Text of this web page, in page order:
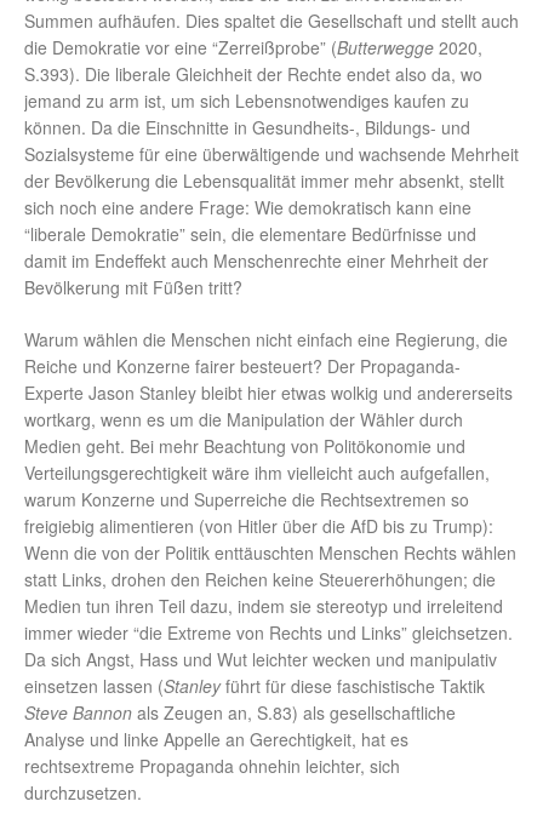
Summen aufhäufen. Dies spaltet die Gesellschaft und stellt auch
die Demokratie vor eine “Zerreißprobe” (Butterwegge 2020,
S.393). Die liberale Gleichheit der Rechte endet also da, wo
jemand zu arm ist, um sich Lebensnotwendiges kaufen zu
können. Da die Einschnitte in Gesundheits-, Bildungs- und
Sozialsysteme für eine überwältigende und wachsende Mehrheit
der Bevölkerung die Lebensqualität immer mehr absenkt, stellt
sich noch eine andere Frage: Wie demokratisch kann eine
“liberale Demokratie” sein, die elementare Bedürfnisse und
damit im Endeffekt auch Menschenrechte einer Mehrheit der
Bevölkerung mit Füßen tritt?
Warum wählen die Menschen nicht einfach eine Regierung, die
Reiche und Konzerne fairer besteuert? Der Propaganda-
Experte Jason Stanley bleibt hier etwas wolkig und andererseits
wortkarg, wenn es um die Manipulation der Wähler durch
Medien geht. Bei mehr Beachtung von Politökonomie und
Verteilungsgerechtigkeit wäre ihm vielleicht auch aufgefallen,
warum Konzerne und Superreiche die Rechtsextremen so
freigiebig alimentieren (von Hitler über die AfD bis zu Trump):
Wenn die von der Politik enttäuschten Menschen Rechts wählen
statt Links, drohen den Reichen keine Steuererhöhungen; die
Medien tun ihren Teil dazu, indem sie stereotyp und irreleitend
immer wieder “die Extreme von Rechts und Links” gleichsetzen.
Da sich Angst, Hass und Wut leichter wecken und manipulativ
einsetzen lassen (Stanleyführt für diese faschistische Taktik
Steve Bannon als Zeugen an, S.83) als gesellschaftliche
Analyse und linke Appelle an Gerechtigkeit, hat es
rechtsextreme Propaganda ohnehin leichter, sich
durchzusetzen.